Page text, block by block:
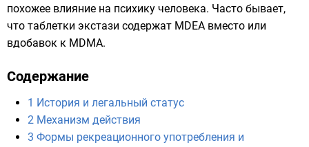
похожее влияние на психику человека. Часто бывает,
что таблетки экстази содержат MDEA вместо или
вдобавок к MDMA.
Содержание
1 История и легальный статус
2 Механизм действия
3 Формы рекреационного употребления и